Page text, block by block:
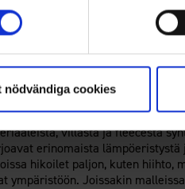
nödvändiga cookies
Mikä on
peittää suurimman osan
suosittuja aktiviteeteissa
ja poskille, mikä tekee siitä
Eri materiaalit ja
villasta ja fleecestä
erinomaista
hikoilet paljon, kuten
ympäristöön. Joissakin